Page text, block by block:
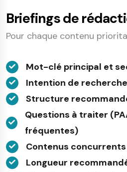
Briefings de
Pour chaque contenu
Mot-clé principal et
Intention de
Structure
Questions à traiter
fréquentes)
Contenus
Longueur